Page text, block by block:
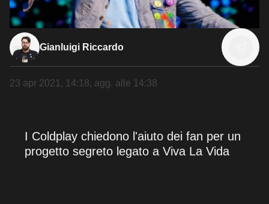
Gianluigi Riccardo
23 apr 2021, 14:18, agg. alle 14:38
I Coldplay chiedono l'aiuto dei fan per un
progetto segreto legato a Viva La Vida